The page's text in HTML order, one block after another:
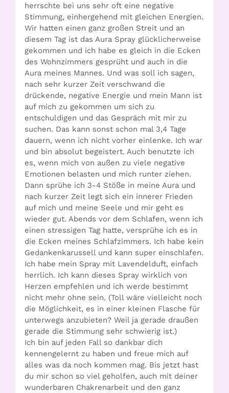
herrschte bei uns sehr oft eine negative
Stimmung, einhergehend mit gleichen Energien.
Wir hatten einen ganz großen Streit und an
diesem Tag ist das Aura Spray glücklicherweise
gekommen und ich habe es gleich in die Ecken
des Wohnzimmers gesprüht und auch in die
Aura meines Mannes. Und was soll ich sagen,
nach sehr kurzer Zeit verschwand die
drückende, negative Energie und mein Mann ist
auf mich zu gekommen um sich zu
entschuldigen und das Gespräch mit mir zu
suchen. Das kann sonst schon mal 3,4 Tage
dauern, wenn ich nicht vorher einlenke. Ich war
und bin absolut begeistert. Auch benutzte ich
es, wenn mich von außen zu viele negative
Emotionen belasten und mich runter ziehen.
Dann sprühe ich 3-4 Stöße in meine Aura und
nach kurzer Zeit legt sich ein innerer Frieden
auf mich und meine Seele und mir geht es
wieder gut. Abends vor dem Schlafen, wenn ich
einen stressigen Tag hatte, versprühe ich es in
die Ecken meines Schlafzimmers. Ich habe kein
Gedankenkarussell und kann super einschlafen.
Ich habe mein Spray mit Lavendelduft, einfach
herrlich. Ich kann dieses Spray wirklich von
Herzen empfehlen und ich werde bestimmt
nicht mehr ohne sein. (Toll wäre vielleicht noch
die Möglichkeit, es in einer kleinen Flasche für
unterwegs anzubieten? Weil ja gerade draußen
gerade die Stimmung sehr schwierig ist.)
Ich bin auf jeden Fall so dankbar dich
kennengelernt zu haben und freue mich auf
alles was da noch kommen mag. Bis jetzt hast
du mir schon so viel geholfen, auch mit deiner
wunderbaren Chakrenarbeit und den ganz